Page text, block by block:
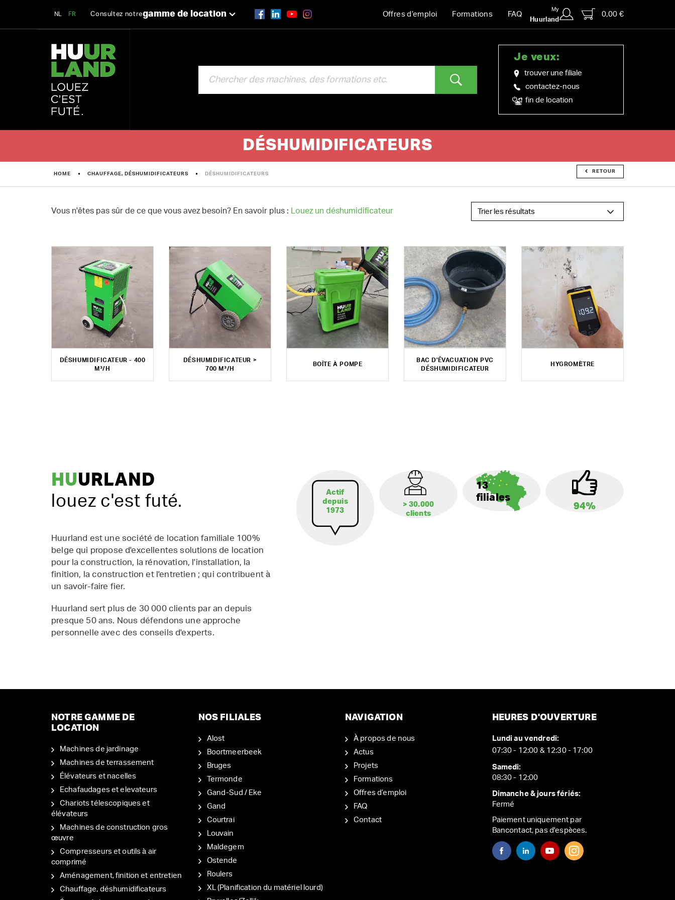
NL FR Consultez notregamme de location Offres d’emploi Formations FAQ
My
Huurland
0,00 €
Je veux:
trouver une filiale
contactez-nous
fin de location
DÉSHUMIDIFICATEURS
HOME CHAUFFAGE, DÉSHUMIDIFICATEURS DÉSHUMIDIFICATEURS RETOUR
Vous n'êtes pas sûr de ce que vous avez besoin? En savoir plus : Louez un déshumidificateur
DÉSHUMIDIFICATEUR - 400
M³/H
DÉSHUMIDIFICATEUR >
700 M³/H
BOÎTE À POMPE
BAC D'ÉVACUATION PVC
DÉSHUMIDIFICATEUR
HYGROMÈTRE
HUURLAND
louez c'est futé.
Huurland est une société de location familiale 100%
belge qui propose d'excellentes solutions de location
pour la construction, la rénovation, l'installation, la
finition, la construction et l'entretien ; qui contribuent à
un savoir-faire fier.
Huurland sert plus de 30 000 clients par an depuis
presque 50 ans. Nous défendons une approche
personnelle avec des conseils d'experts.
Actif
depuis
1973
> 30.000
clients
13
filiales
94%
NOTRE GAMME DE
LOCATION
Machines de jardinage
Machines de terrassement
Élévateurs et nacelles
Echafaudages et elevateurs
Chariots télescopiques et
élévateurs
Machines de construction gros
œuvre
Compresseurs et outils à air
comprimé
Aménagement, finition et entretien
Chauffage, déshumidificateurs
NOS FILIALES
Alost
Boortmeerbeek
Bruges
Termonde
Gand-Sud / Eke
Gand
Courtrai
Louvain
Maldegem
Ostende
Roulers
XL (Planification du matériel lourd)
NAVIGATION
À propos de nous
Actus
Projets
Formations
Offres d’emploi
FAQ
Contact
HEURES D'OUVERTURE
Lundi au vendredi:
07:30 - 12:00 & 12:30 - 17:00
Samedi:
08:30 - 12:00
Dimanche & jours fériés:
Fermé
Paiement uniquement par
Bancontact, pas d'espèces.